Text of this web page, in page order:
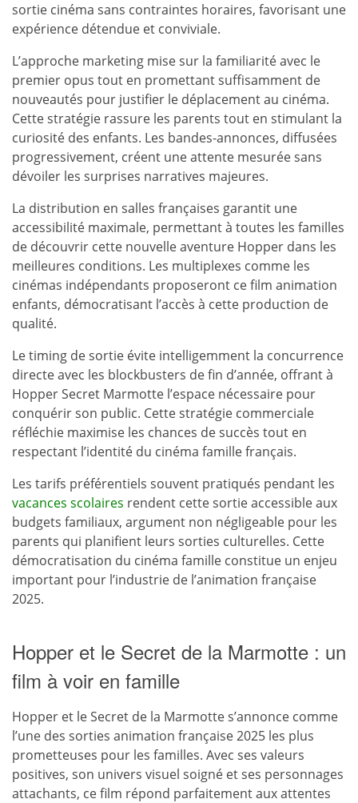
sortie cinéma sans contraintes horaires, favorisant une
expérience détendue et conviviale.
L’approche marketing mise sur la familiarité avec le
premier opus tout en promettant suffisamment de
nouveautés pour justifier le déplacement au cinéma.
Cette stratégie rassure les parents tout en stimulant la
curiosité des enfants. Les bandes-annonces, diffusées
progressivement, créent une attente mesurée sans
dévoiler les surprises narratives majeures.
La distribution en salles françaises garantit une
accessibilité maximale, permettant à toutes les familles
de découvrir cette nouvelle aventure Hopper dans les
meilleures conditions. Les multiplexes comme les
cinémas indépendants proposeront ce film animation
enfants, démocratisant l’accès à cette production de
qualité.
Le timing de sortie évite intelligemment la concurrence
directe avec les blockbusters de fin d’année, offrant à
Hopper Secret Marmotte l’espace nécessaire pour
conquérir son public. Cette stratégie commerciale
réfléchie maximise les chances de succès tout en
respectant l’identité du cinéma famille français.
Les tarifs préférentiels souvent pratiqués pendant les
vacances scolaires rendent cette sortie accessible aux
budgets familiaux, argument non négligeable pour les
parents qui planifient leurs sorties culturelles. Cette
démocratisation du cinéma famille constitue un enjeu
important pour l’industrie de l’animation française
2025.
Hopper et le Secret de la Marmotte : un
film à voir en famille
Hopper et le Secret de la Marmotte s’annonce comme
l’une des sorties animation française 2025 les plus
prometteuses pour les familles. Avec ses valeurs
positives, son univers visuel soigné et ses personnages
attachants, ce film répond parfaitement aux attentes